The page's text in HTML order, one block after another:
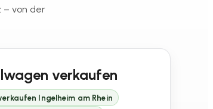
– von der
verkaufen
Ingelheim am Rhein